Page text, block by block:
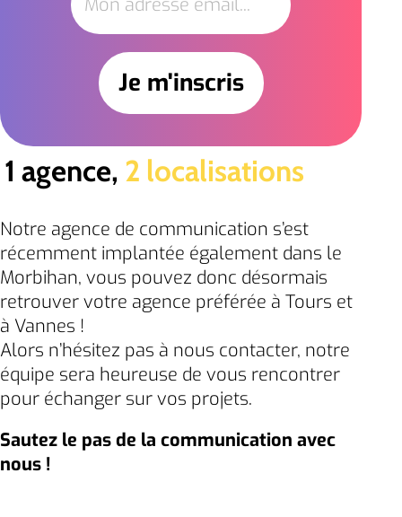
1 agence, 2 localisations
Notre agence de communication s’est
récemment implantée également dans le
Morbihan, vous pouvez donc désormais
retrouver votre agence préférée à Tours et
à Vannes !
Alors n’hésitez pas à nous contacter, notre
équipe sera heureuse de vous rencontrer
pour échanger sur vos projets.
Sautez le pas de la communication avec
nous !